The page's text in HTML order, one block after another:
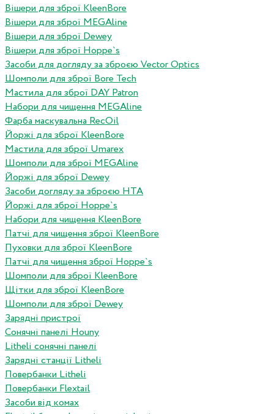
Вішери для зброї KleenBore
Вішери для зброї MEGAline
Вішери для зброї Dewey
Вішери для зброї Hoppe`s
Засоби для догляду за зброєю Vector Optics
Шомполи для зброї Bore Tech
Мастила для зброї DAY Patron
Набори для чищення MEGAline
Фарба маскувальна RecOil
Йоржі для зброї KleenBore
Мастила для зброї Umarex
Шомполи для зброї MEGAline
Йоржі для зброї Dewey
Засоби догляду за зброєю HTA
Йоржі для зброї Hoppe`s
Набори для чищення KleenBore
Патчі для чищення зброї KleenBore
Пуховки для зброї KleenBore
Патчі для чищення зброї Hoppe`s
Шомполи для зброї KleenBore
Щітки для зброї KleenBore
Шомполи для зброї Dewey
Зарядні пристрої
Сонячні панелі Houny
Litheli сонячні панелі
Зарядні станції Litheli
Повербанки Litheli
Повербанки Flextail
Засоби від комах